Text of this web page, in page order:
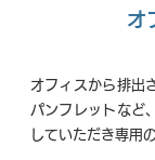
オ
オフィスから排出
パンフレットなど
していただき専用